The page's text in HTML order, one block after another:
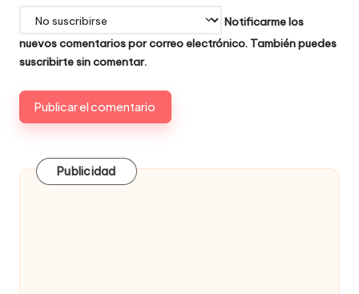
Notificarme los
nuevos comentarios por correo electrónico. También puedes
suscribirtesin comentar.
Publicidad